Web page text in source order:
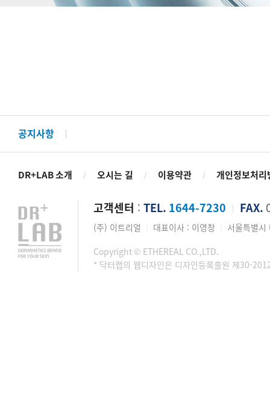
공지사항
DR+LAB 소개 / 오시는 길 / 이용약관 / 개인정보처리
고객센터 : TEL. 1644-7230 FAX.
(주) 이트리얼 대표이사 : 이영창 서울특별
Copyright © ETHEREAL CO.,LTD.
* 닥터랩의 웹디자인은 디자인등록출원 제30-